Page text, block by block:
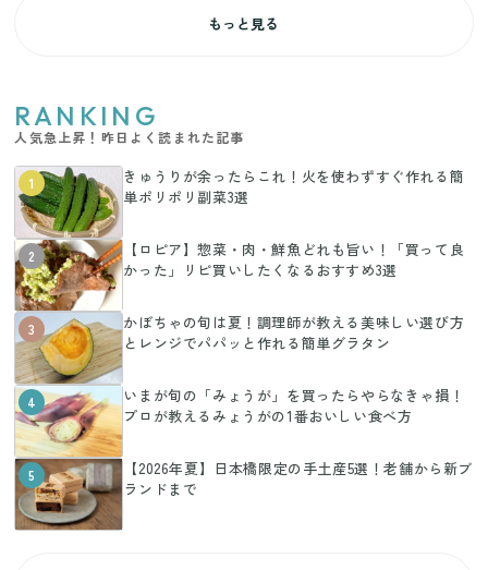
もっと見る
RANKING
人気急上昇！昨日よく読まれた記事
1
きゅうりが余ったらこれ！火を使わずすぐ作れる簡
単ポリポリ副菜3選
2
【ロピア】惣菜・肉・鮮魚どれも旨い！「買って良
かった」リピ買いしたくなるおすすめ3選
3
かぼちゃの旬は夏！調理師が教える美味しい選び方
とレンジでパパッと作れる簡単グラタン
4
いまが旬の「みょうが」を買ったらやらなきゃ損！
プロが教えるみょうがの1番おいしい食べ方
5
【2026年夏】日本橋限定の手土産5選！老舗から新ブ
ランドまで